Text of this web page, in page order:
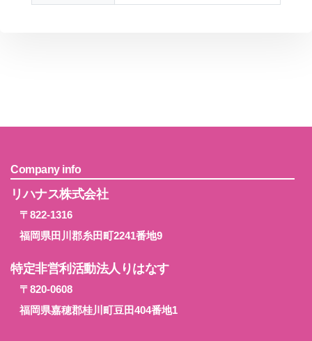
Company info
リハナス株式会社
〒822-1316
福岡県田川郡糸田町2241番地9
特定非営利活動法人りはなす
〒820-0608
福岡県嘉穂郡桂川町豆田404番地1